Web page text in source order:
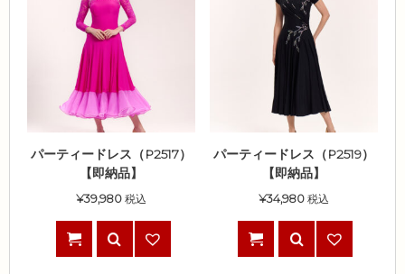
パーティードレス（P2517）
【即納品】
¥39,980 税込
パーティードレス（P2519）
【即納品】
¥34,980 税込